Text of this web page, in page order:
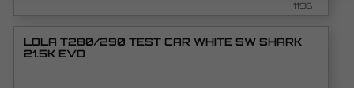
1196
LOLA T280/290 TEST CAR WHITE SW SHARK
21.5K EVO